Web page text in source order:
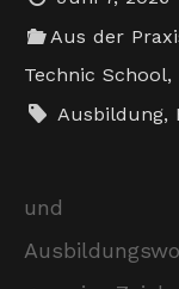
Aus der
Technic School,
Ausbildung,
und